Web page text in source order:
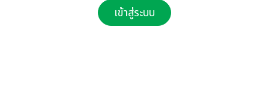
เข้าสู่ระบบ